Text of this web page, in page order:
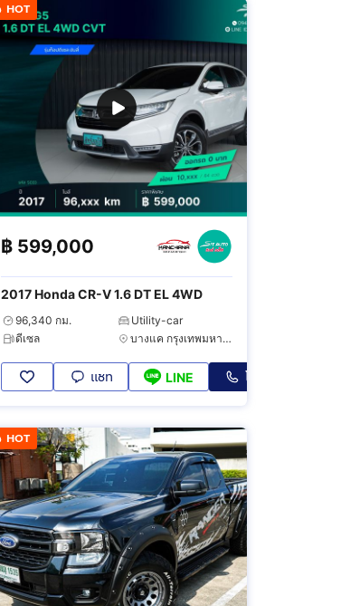
HOT
฿ 599,000
2017 Honda CR-V 1.6 DT EL 4WD
96,340 กม.
Utility-car
ดีเซล
บางแค กรุงเทพมหานคร
แชท LINE โทร
HOT